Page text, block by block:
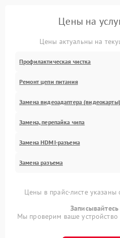
Цены на
Цены актуальны на
Профилактическая чистка
Ремонт цепи питания
Замена видеоадаптера (видеокарты)
Замена, перепайка чипа
Замена HDMI-разъема
Замена разъема
Цены в прайс-листе указаны
Мы проверим ваше